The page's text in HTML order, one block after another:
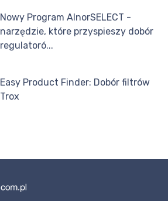
Nowy Program AlnorSELECT -
narzędzie, które przyspieszy dobór
regulatoró...
Easy Product Finder: Dobór filtrów
Trox